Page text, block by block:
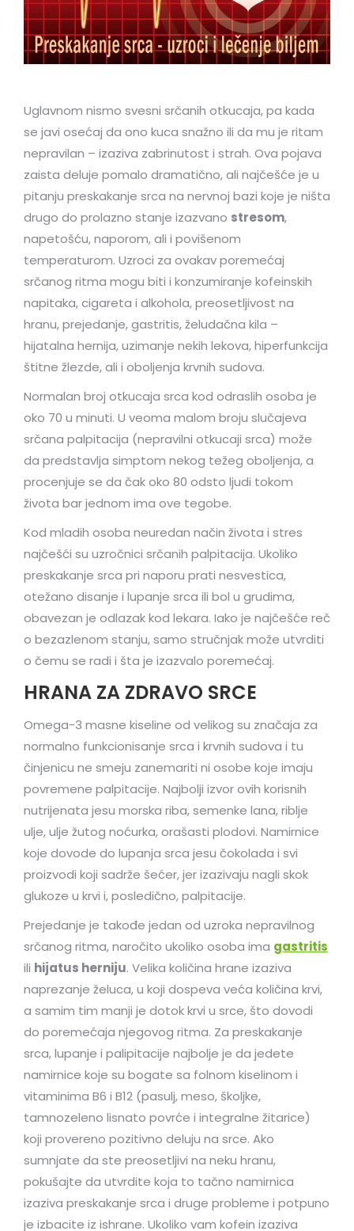
Uglavnom nismo svesni srčanih otkucaja, pa kada
se javi osećaj da ono kuca snažno ili da mu je ritam
nepravilan – izaziva zabrinutost i strah. Ova pojava
zaista deluje pomalo dramatično, ali najčešće je u
pitanju preskakanje srca na nervnoj bazi koje je ništa
drugo do prolazno stanje izazvano stresom,
napetošću, naporom, ali i povišenom
temperaturom. Uzroci za ovakav poremećaj
srčanog ritma mogu biti i konzumiranje kofeinskih
napitaka, cigareta i alkohola, preosetljivost na
hranu, prejedanje, gastritis, želudačna kila –
hijatalna hernija, uzimanje nekih lekova, hiperfunkcija
štitne žlezde, ali i oboljenja krvnih sudova.
Normalan broj otkucaja srca kod odraslih osoba je
oko 70 u minuti. U veoma malom broju slučajeva
srčana palpitacija (nepravilni otkucaji srca) može
da predstavlja simptom nekog težeg oboljenja, a
procenjuje se da čak oko 80 odsto ljudi tokom
života bar jednom ima ove tegobe.
Kod mladih osoba neuredan način života i stres
najčešći su uzročnici srčanih palpitacija. Ukoliko
preskakanje srca pri naporu prati nesvestica,
otežano disanje i lupanje srca ili bol u grudima,
obavezan je odlazak kod lekara. Iako je najčešće reč
o bezazlenom stanju, samo stručnjak može utvrditi
o čemu se radi i šta je izazvalo poremećaj.
HRANA ZA ZDRAVO SRCE
Omega-3 masne kiseline od velikog su značaja za
normalno funkcionisanje srca i krvnih sudova i tu
činjenicu ne smeju zanemariti ni osobe koje imaju
povremene palpitacije. Najbolji izvor ovih korisnih
nutrijenata jesu morska riba, semenke lana, riblje
ulje, ulje žutog noćurka, orašasti plodovi. Namirnice
koje dovode do lupanja srca jesu čokolada i svi
proizvodi koji sadrže šećer, jer izazivaju nagli skok
glukoze u krvi i, posledično, palpitacije.
Prejedanje je takođe jedan od uzroka nepravilnog
srčanog ritma, naročito ukoliko osoba ima gastritis
ili hijatus herniju. Velika količina hrane izaziva
naprezanje želuca, u koji dospeva veća količina krvi,
a samim tim manji je dotok krvi u srce, što dovodi
do poremećaja njegovog ritma. Za preskakanje
srca, lupanje i palipitacije najbolje je da jedete
namirnice koje su bogate sa folnom kiselinom i
vitaminima B6 i B12 (pasulj, meso, školjke,
tamnozeleno lisnato povrće i integralne žitarice)
koji provereno pozitivno deluju na srce. Ako
sumnjate da ste preosetljivi na neku hranu,
pokušajte da utvrdite koja to tačno namirnica
izaziva preskakanje srca i druge probleme i potpuno
je izbacite iz ishrane. Ukoliko vam kofein izaziva